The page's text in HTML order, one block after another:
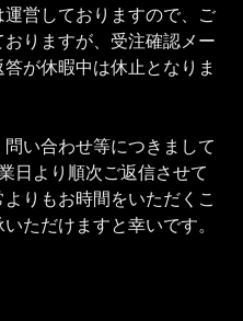
営しておりますので、ご
りますが、受注確認メー
が休暇中は休止となりま
い合わせ等につきまして
日より順次ご返信させて
りもお時間をいただくこ
ただけますと幸いです。